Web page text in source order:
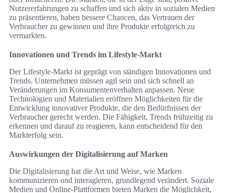
Nutzererfahrungen zu schaffen und sich aktiv in sozialen Medien
zu präsentieren, haben bessere Chancen, das Vertrauen der
Verbraucher zu gewinnen und ihre Produkte erfolgreich zu
vermarkten.
Innovationen und Trends im Lifestyle-Markt
Der Lifestyle-Markt ist geprägt von ständigen Innovationen und
Trends. Unternehmen müssen agil sein und sich schnell an
Veränderungen im Konsumentenverhalten anpassen. Neue
Technologien und Materialien eröffnen Möglichkeiten für die
Entwicklung innovativer Produkte, die den Bedürfnissen der
Verbraucher gerecht werden. Die Fähigkeit, Trends frühzeitig zu
erkennen und darauf zu reagieren, kann entscheidend für den
Markterfolg sein.
Auswirkungen der Digitalisierung auf Marken
Die Digitalisierung hat die Art und Weise, wie Marken
kommunizieren und interagieren, grundlegend verändert. Soziale
Medien und Online-Plattformen bieten Marken die Möglichkeit,